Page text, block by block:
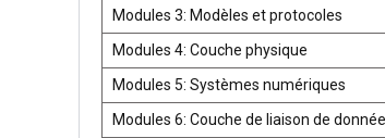
Modules 3: Modèles et protocoles
Modules 4: Couche physique
Modules 5: Systèmes numériques
Modules 6: Couche de liaison de